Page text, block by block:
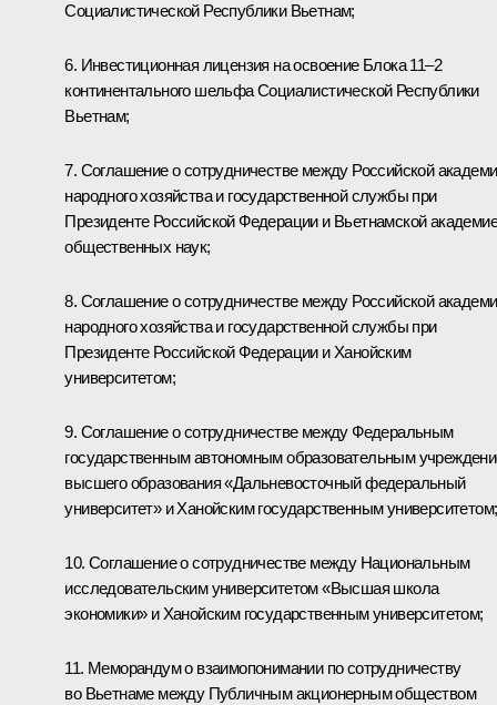
Социалистической Республики Вьетнам;
6. Инвестиционная лицензия на освоение Блока 11–2
континентального шельфа Социалистической Республики
Вьетнам;
7. Соглашение о сотрудничестве между Российской
народного хозяйства и государственной службы при
Президенте Российской Федерации и Вьетнамской
общественных наук;
8. Соглашение о сотрудничестве между Российской
народного хозяйства и государственной службы при
Президенте Российской Федерации и Ханойским
университетом;
9. Соглашение о сотрудничестве между Федеральным
государственным автономным образовательным
высшего образования «Дальневосточный федеральный
университет» и Ханойским государственным университетом;
10. Соглашение о сотрудничестве между Национальным
исследовательским университетом «Высшая школа
экономики» и Ханойским государственным университетом;
11. Меморандум о взаимопонимании по сотрудничеству
во Вьетнаме между Публичным акционерным обществом